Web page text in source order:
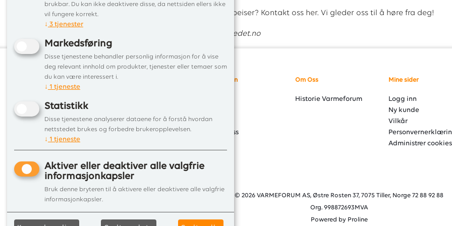
Ønsker du å høre mer om våre utepeiser? Kontakt oss her. Vi gleder oss til å høre fra deg!
Foto og tekst hentet fra www.ildstedet.no
Informasjon
Befaring
Kontakt oss
Om Oss
Historie Varmeforum
Mine sider
Logg inn
Ny kunde
Vilkår
Administrer cookies
© 2026 VARMEFORUM AS, Østre Rosten 37, 7075 Tiller, Norge 72 88 92 88
Org. 998872693MVA
Powered by Proline
brukbar. Du kan ikke deaktivere disse, da nettsiden ellers ikke
vil fungere korrekt.
↓ 3 tjenester
Markedsføring
Disse tjenestene behandler personlig informasjon for å vise
deg relevant innhold om produkter, tjenester eller temaer som
du kan være interessert i.
↓ 1 tjeneste
Statistikk
Disse tjenestene analyserer dataene for å forstå hvordan
nettstedet brukes og forbedre brukeropplevelsen.
↓ 1 tjeneste
Aktiver eller deaktiver alle valgfrie
informasjonkapsler
Bruk denne bryteren til å aktivere eller deaktivere alle valgfrie
informasjonkapsler.